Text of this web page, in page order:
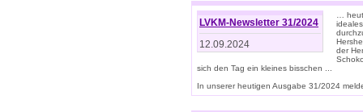
LVKM-Newsletter 31/2024
12.09.2024
…
der
sich den Tag ein kleines bisschen ...
In unserer heutigen Ausgabe 31/2024